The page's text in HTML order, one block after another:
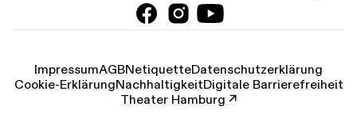
ImpressumAGBNetiquetteDatenschutz­erklärung
Cookie-ErklärungNachhaltigkeitDigitale Barrierefreiheit
Theater Hamburg ↗